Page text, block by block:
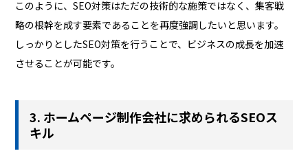
このように、SEO対策はただの技術的な施策ではなく、集客戦
略の根幹を成す要素であることを再度強調したいと思います。
しっかりとしたSEO対策を行うことで、ビジネスの成長を加速
させることが可能です。
3. ホームページ制作会社に求められるSEOス
キル